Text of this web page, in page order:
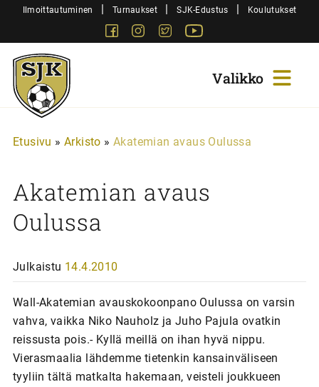
SiirryIlmoittautuminen | Turnaukset | SJK-Edustus | Koulutukset
FacebookInstagram
Twitter
Sjk-
Juniorit
Etusivu » Arkisto » Akatemian avaus Oulussa
Akatemian avaus
Oulussa
Julkaistu 14.4.2010
Wall-Akatemian avauskokoonpano Oulussa on varsin
vahva, vaikka Niko Nauholz ja Juho Pajula ovatkin
reissusta pois.- Kyllä meillä on ihan hyvä nippu.
Vierasmaalia lähdemme tietenkin kansainväliseen
tyyliin tältä matkalta hakemaan, veisteli joukkueen